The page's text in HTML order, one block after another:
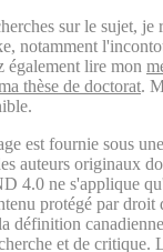
sur le sujet, je
notamment
lire mon
thèse de doctorat.
est fournie sous
auteurs originaux
4.0 ne s'applique
protégé par droit
définition
et de critique.